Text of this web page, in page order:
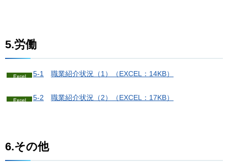
5.労働
5-1 職業紹介状況（1） （EXCEL：14KB）
5-2 職業紹介状況（2） （EXCEL：17KB）
6.その他